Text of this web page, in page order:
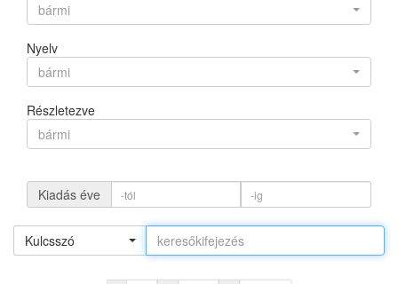
bármi
Nyelv
bármi
Részletezve
bármi
Kiadás éve
Kulcsszó